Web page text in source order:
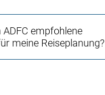
ADFC empfohlene
meine Reiseplanung?